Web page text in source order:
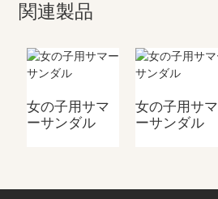
関連製品
女の子用サマ
ーサンダル
女の子用サマ
ーサンダル